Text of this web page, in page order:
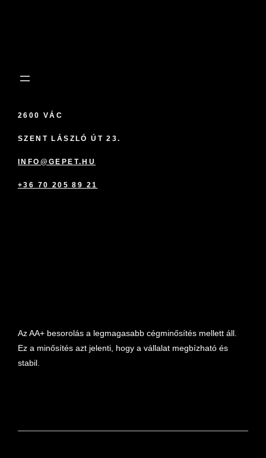
2600 VÁC
SZENT LÁSZLÓ ÚT 23.
INFO@GEPET.HU
+36 70 205 89 21
Az AA+ besorolás a legmagasabb cégminősítés mellett áll.
Ez a minősítés azt jelenti, hogy a vállalat megbízható és
stabil.